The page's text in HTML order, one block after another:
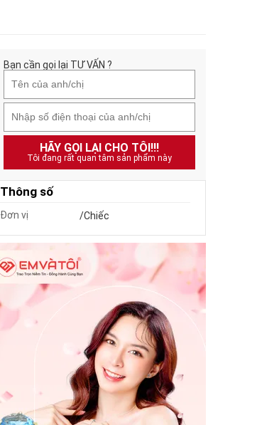
Bạn cần gọi lại TƯ VẤN ?
HÃY GỌI LẠI CHO TÔI!!!
Tôi đang rất quan tâm sản phẩm này
Thông số
Đơn vị /Chiếc